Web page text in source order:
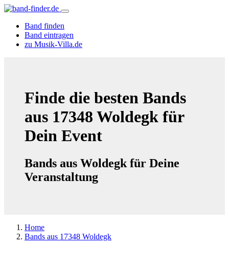
Band finden
Band eintragen
zu Musik-Villa.de
Finde die besten Bands
aus 17348 Woldegk für
Dein Event
Bands aus Woldegk für Deine
Veranstaltung
Home
Bands aus 17348 Woldegk